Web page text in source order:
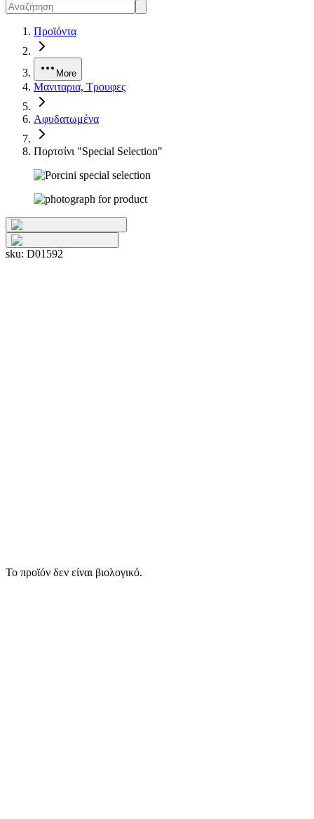
Προϊόντα
More
Μανιταρια, Τρουφες
Αφυδατωμένα
Πορτσίνι "Special Selection"
sku: D01592
Το προϊόν δεν είναι βιολογικό.